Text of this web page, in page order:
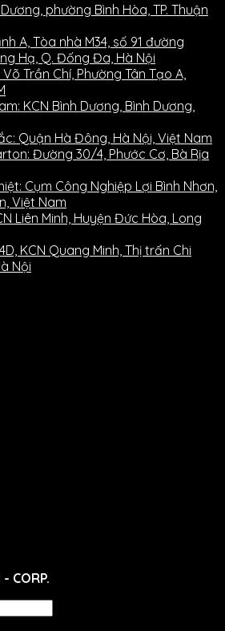
phường Bình Hòa, TP. Thuận
A, Tòa nhà M34, số 91 đường
Hạ, Q. Đống Đa, Hà Nội
Trần Chí, Phường Tân Tạo A,
KCN Bình Dương, Bình Dương,
Quận Hà Đông, Hà Nội, Việt Nam
Đường 30/4, Phước Cơ, Bà Rịa
Cụm Công Nghiệp Lợi Bình Nhơn,
Việt Nam
Liên Minh, Huyện Đức Hòa, Long
KCN Quang Minh, Thị trấn Chi
Nội
- CORP.